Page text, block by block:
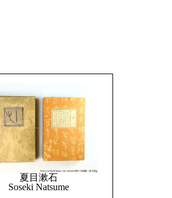
夏目漱石
Soseki Natsume